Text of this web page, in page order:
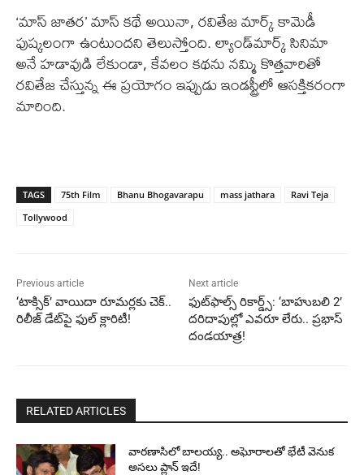
‘మాస్ జాతర’ మాస్ కథే అయినా, రవితేజ మార్క్ కామెడీ
పుష్కలంగా ఉంటుందని తెలుస్తోంది. ల్యాండ్‌మార్క్ సినిమా
అనే హడావుడి లేకుండా, కేవలం కథను నమ్మి కొత్తవారితో
రవితేజ చేస్తున్న ఈ ప్రయోగం ఇప్పుడు ఇండస్ట్రీలో ఆసక్తికరంగా
మారింది.
TAGS 75th Film Bhanu Bhogavarapu mass jathara
Ravi Teja
Tollywood
Previous article
‘టాక్సిక్’ వాయిదా రూమర్లకు చెక్..
రిలీజ్ డేట్‌పై ఫుల్ క్లారిటీ!
Next article
ఫుట్‌ఫాల్స్ రికార్డ్స్: ‘బాహుబలి 2’
దరిదాపుల్లో ఎవరూ లేరు.. ప్రభాస్
దండయాత్ర!
RELATED ARTICLES
వారణాసిలో బాలయ్య.. అఘోరాలతో భేటీ వెనుక
అసలు ప్లాన్ ఇదే!